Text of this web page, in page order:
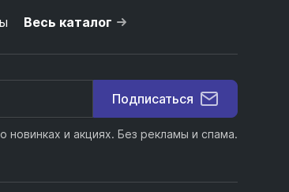
Весь каталог
Подписаться
новинках и акциях. Без рекламы и спама.